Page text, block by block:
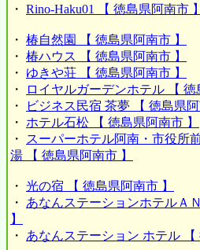
・ Rino-Haku01 【 徳島県阿南市 】
・ 椿自然園 【 徳島県阿南市 】
・ 椿ハウス 【 徳島県阿南市 】
・ ゆきや荘 【 徳島県阿南市 】
・
ロイヤルガーデンホテル 【 徳
・
ビジネス民宿 茶夢 【 徳島県阿
・ ホテル石松 【 徳島県阿南市 】
・
スーパーホテル阿南・市役所
湯 【 徳島県阿南市 】
・ 光の宿 【 徳島県阿南市 】
・ あなんステーションホテルＡ
】
・ あなんステーション ホテル 【